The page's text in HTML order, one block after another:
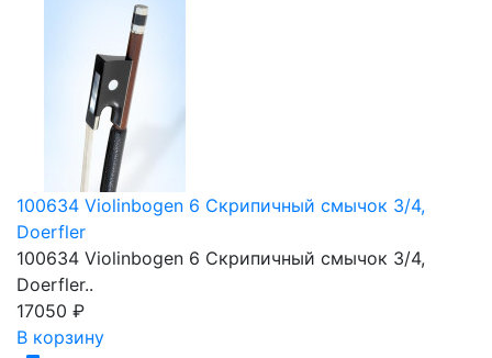
100634 Violinbogen 6 Скрипичный смычок 3/4,
Doerfler
100634 Violinbogen 6 Скрипичный смычок 3/4,
Doerfler..
17050 ₽
В корзину